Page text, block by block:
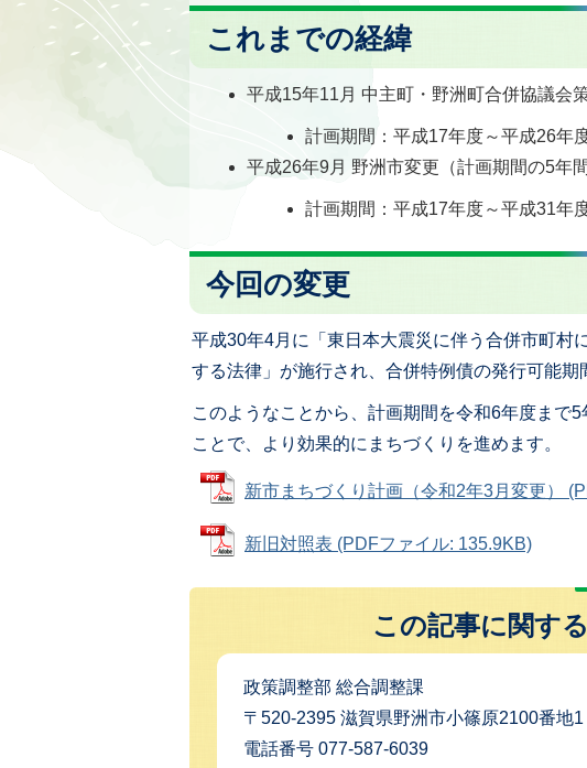
これまでの経緯
平成15年11月 中主町・野洲町合併協議会
計画期間：平成17年度～平成26年
平成26年9月 野洲市変更（計画期間の5年
計画期間：平成17年度～平成31年
今回の変更
平成30年4月に「東日本大震災に伴う合併市町村
する法律」が施行され、合併特例債の発行可能期
このようなことから、計画期間を令和6年度まで
ことで、より効果的にまちづくりを進めます。
新市まちづくり計画（令和2年3月変更）
新旧対照表 (PDFファイル: 135.9KB)
この記事に関す
政策調整部 総合調整課
〒520-2395 滋賀県野洲市小篠原2100番地
電話番号 077-587-6039